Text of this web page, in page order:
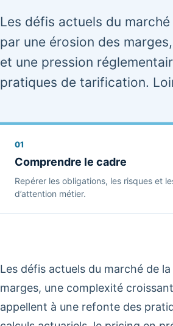
Les défis actuels du
par une érosion des
et une pression
pratiques de tarification.
01
Comprendre le cadre
Repérer les obligations, les risques et
d’attention métier.
Les défis actuels du marché de
marges, une complexité
appellent à une refonte des